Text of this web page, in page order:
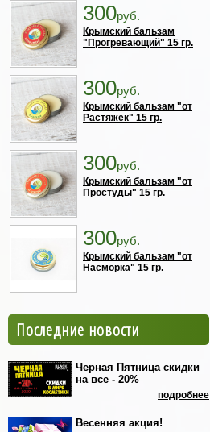
300руб.
Крымский бальзам
"Прогревающий" 15 гр.
300руб.
Крымский бальзам "от
Растяжек" 15 гр.
300руб.
Крымский бальзам "от
Простуды" 15 гр.
300руб.
Крымский бальзам "от
Насморка" 15 гр.
Последние новости
Черная Пятница скидки
на все - 20%
подробнее
Весенняя акция!